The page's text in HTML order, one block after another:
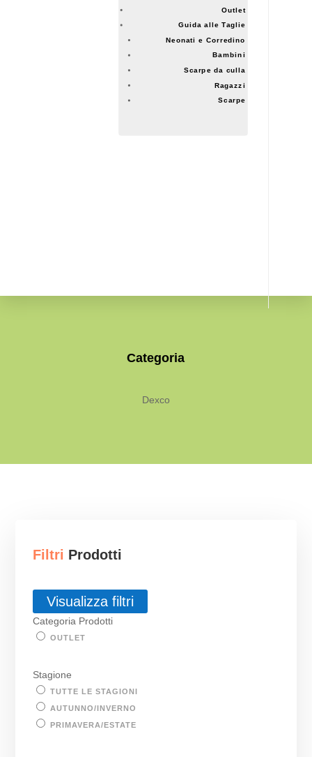
Outlet
Guida alle Taglie
Neonati e Corredino
Bambini
Scarpe da culla
Ragazzi
Scarpe
Categoria
Dexco
Filtri Prodotti
Visualizza filtri
Categoria Prodotti
OUTLET
Stagione
TUTTE LE STAGIONI
AUTUNNO/INVERNO
PRIMAVERA/ESTATE